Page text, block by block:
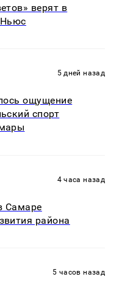
верят в
5 дней назад
ощущение
спорт
4 часа назад
Самаре
района
5 часов назад